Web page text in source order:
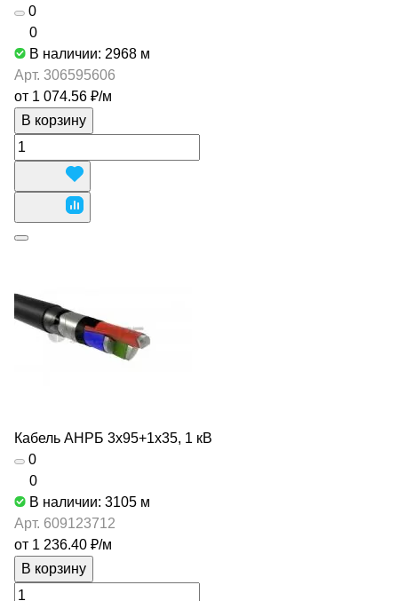
0
0
В наличии: 2968 м
Арт. 306595606
от 1 074.56 ₽/м
В корзину
Кабель АНРБ 3х95+1х35, 1 кВ
0
0
В наличии: 3105 м
Арт. 609123712
от 1 236.40 ₽/м
В корзину